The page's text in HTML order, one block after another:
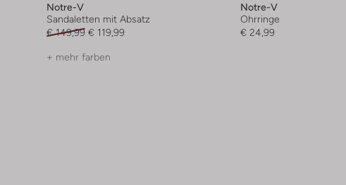
Notre-V
Sandaletten mit Absatz
€ 149,99 € 119,99
+ mehr farben
Notre-V
Ohrringe
€ 24,99